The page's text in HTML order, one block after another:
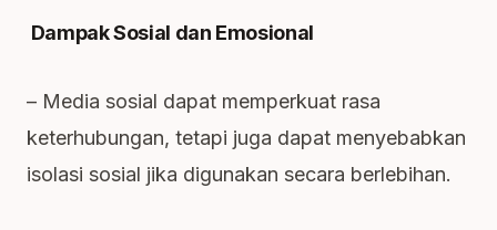
Dampak Sosial dan Emosional
– Media sosial dapat memperkuat rasa
keterhubungan, tetapi juga dapat menyebabkan
isolasi sosial jika digunakan secara berlebihan.